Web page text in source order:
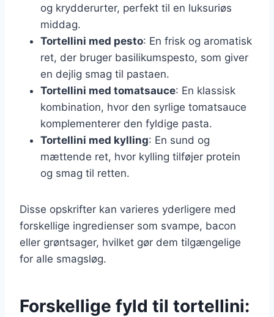
og krydderurter, perfekt til en luksuriøs
middag.
Tortellini med pesto: En frisk og aromatisk
ret, der bruger basilikumspesto, som giver
en dejlig smag til pastaen.
Tortellini med tomatsauce: En klassisk
kombination, hvor den syrlige tomatsauce
komplementerer den fyldige pasta.
Tortellini med kylling: En sund og
mættende ret, hvor kylling tilføjer protein
og smag til retten.
Disse opskrifter kan varieres yderligere med
forskellige ingredienser som svampe, bacon
eller grøntsager, hvilket gør dem tilgængelige
for alle smagsløg.
Forskellige fyld til tortellini: